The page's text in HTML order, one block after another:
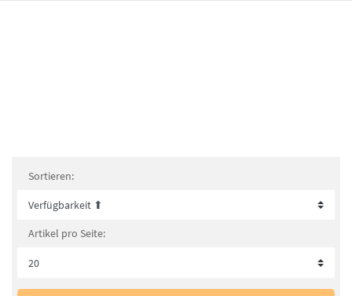
Sortieren:
Artikel pro Seite: